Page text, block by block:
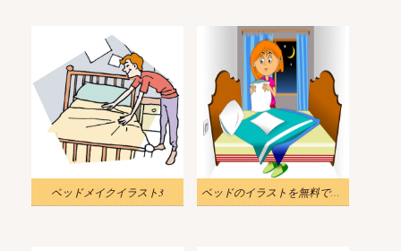
ベッドメイクイラスト3 ベッドのイラストを無料で作る